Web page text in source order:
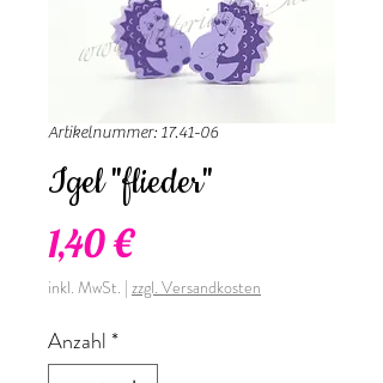
Artikelnummer: 17.41-06
Igel "flieder"
1,40 €Preis
inkl. MwSt. | zzgl. Versandkosten
Anzahl*